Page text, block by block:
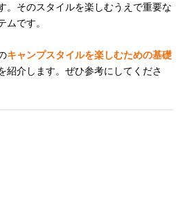
。そのスタイルを楽しむうえで重要な
ムです。
キャンプスタイルを楽しむための基礎
紹介します。ぜひ参考にしてくださ